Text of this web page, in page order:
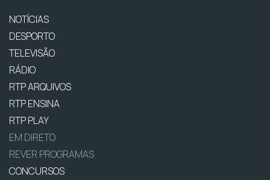
NOTÍCIAS
DESPORTO
TELEVISÃO
RÁDIO
RTP ARQUIVOS
RTP ENSINA
RTP PLAY
EM DIRETO
REVER PROGRAMAS
CONCURSOS